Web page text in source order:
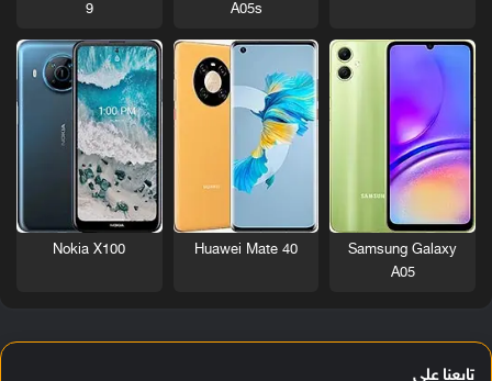
A05s
9
Samsung Galaxy
A05
Huawei Mate 40
Nokia X100
تابعنا على